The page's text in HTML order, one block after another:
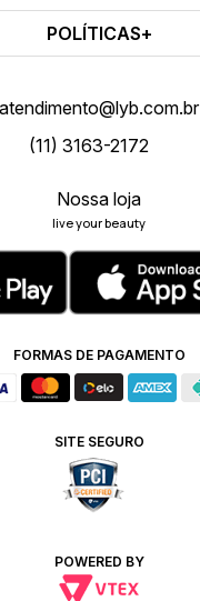
POLÍTICAS
atendimento@lyb.com.br
(11) 3163-2172
Nossa loja
live your beauty
FORMAS DE PAGAMENTO
SITE SEGURO
POWERED BY